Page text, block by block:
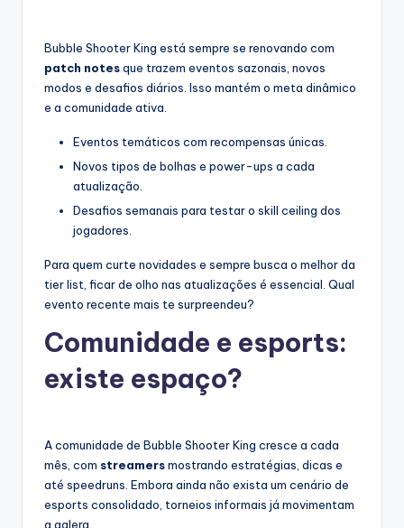
Bubble Shooter King está sempre se renovando com
patch notesque trazem eventos sazonais, novos
modos e desafios diários. Isso mantém o meta dinâmico
e a comunidade ativa.
Eventos temáticos com recompensas únicas.
Novos tipos de bolhas e power-ups a cada
atualização.
Desafios semanais para testar o skill ceiling dos
jogadores.
Para quem curte novidades e sempre busca o melhor da
tier list, ficar de olho nas atualizações é essencial. Qual
evento recente mais te surpreendeu?
Comunidade e esports:
existe espaço?
A comunidade de Bubble Shooter King cresce a cada
mês, com streamersmostrando estratégias, dicas e
até speedruns. Embora ainda não exista um cenário de
esports consolidado, torneios informais já movimentam
a galera.